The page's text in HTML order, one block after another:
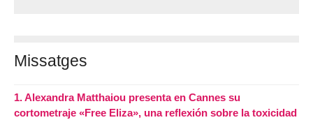
Missatges
1.Alexandra Matthaiou presenta en Cannes su
cortometraje «Free Eliza», una reflexión sobre la toxicidad